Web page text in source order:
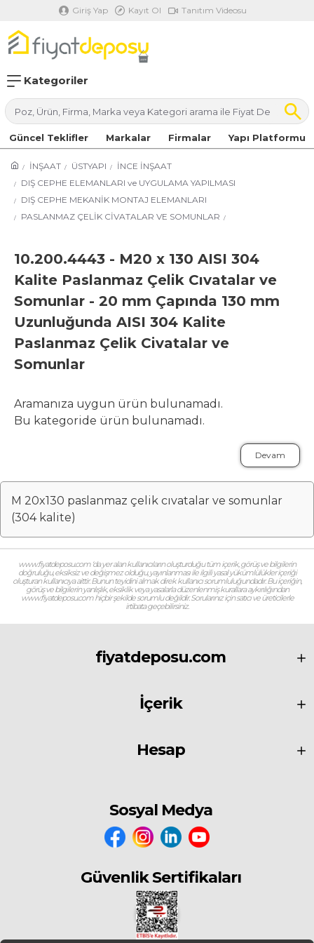
Giriş Yap Kayıt Ol Tanıtım Videosu
Kategoriler
Güncel Teklifler Markalar Firmalar Yapı Platformu
İNŞAAT ÜSTYAPI
İNCE İNŞAAT
DIŞ CEPHE ELEMANLARI ve UYGULAMA YAPILMASI
DIŞ CEPHE MEKANİK MONTAJ ELEMANLARI
PASLANMAZ ÇELİK CİVATALAR VE SOMUNLAR
10.200.4443 - M20 x 130 AISI 304
Kalite Paslanmaz Çelik Cıvatalar ve
Somunlar - 20 mm Çapında 130 mm
Uzunluğunda AISI 304 Kalite
Paslanmaz Çelik Civatalar ve
Somunlar
Aramanıza uygun ürün bulunamadı.
Bu kategoride ürün bulunamadı.
Devam
M 20x130 paslanmaz çelik cıvatalar ve somunlar
(304 kalite)
www.fiyatdeposu.com ‘da yer alan kullanıcıların oluşturduğu tüm içerik, görüş ve bilgilerin
doğruluğu, eksiksiz ve değişmez olduğu, yayınlanması ile ilgili yasal yükümlülükler içeriği
oluşturan kullanıcıya aittir. Bunun teyidini almak direk kullanıcı sorumluluğundadır. Bu içeriğin,
görüş ve bilgilerin yanlışlık, eksiklik veya yasalarla düzenlenmiş kurallara aykırılığından
www.fiyatdeposu.com hiçbir şekilde sorumlu değildir. Sorularınız için satıcı ve üreticilerle
irtibata geçebilirsiniz.
fiyatdeposu.com
İçerik
Hesap
Sosyal Medya
Güvenlik Sertifikaları